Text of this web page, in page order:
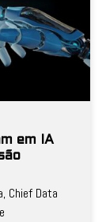
em IA
Chief Data